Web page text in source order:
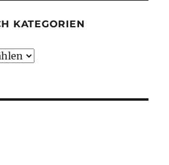
KATEGORIEN